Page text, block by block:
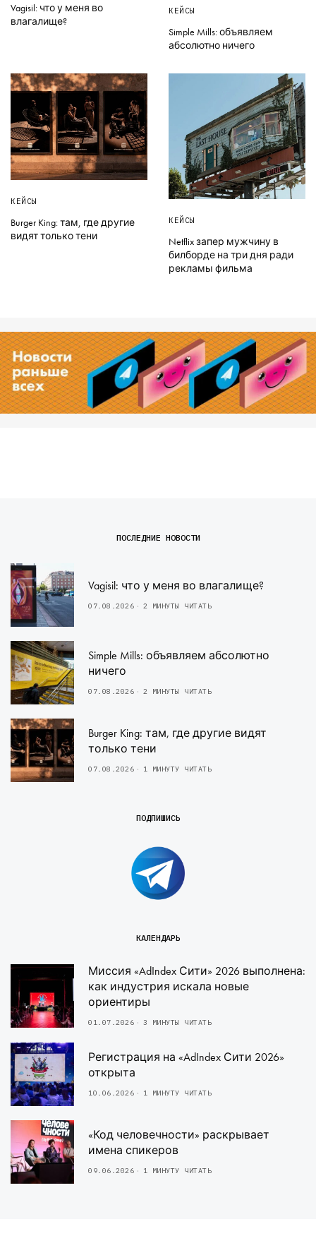
Vagisil: что у меня во
влагалище?
КЕЙСЫ
Simple Mills: объявляем
абсолютно ничего
КЕЙСЫ
Burger King: там, где другие
видят только тени
КЕЙСЫ
Netflix запер мужчину в
билборде на три дня ради
рекламы фильма
ПОСЛЕДНИЕ НОВОСТИ
Vagisil: что у меня во влагалище?
07.08.2026 2 МИНУТЫ ЧИТАТЬ
Simple Mills: объявляем абсолютно
ничего
07.08.2026 2 МИНУТЫ ЧИТАТЬ
Burger King: там, где другие видят
только тени
07.08.2026 1 МИНУТУ ЧИТАТЬ
ПОДПИШИСЬ
КАЛЕНДАРЬ
Миссия «AdIndex Сити» 2026 выполнена:
как индустрия искала новые
ориентиры
01.07.2026 3 МИНУТЫ ЧИТАТЬ
Регистрация на «AdIndex Сити 2026»
открыта
10.06.2026 1 МИНУТУ ЧИТАТЬ
«Код человечности» раскрывает
имена спикеров
09.06.2026 1 МИНУТУ ЧИТАТЬ